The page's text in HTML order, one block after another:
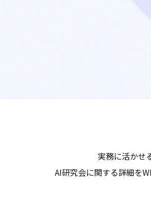
実務に活かせ
AI研究会に関する詳細を